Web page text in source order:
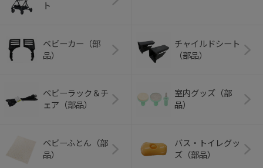
ト
ベビーカー（部
品）
チャイルドシート
（部品）
ベビーラック＆チ
ェア（部品）
室内グッズ（部
品）
ベビーふとん（部
品）
バス・トイレグッ
ズ（部品）